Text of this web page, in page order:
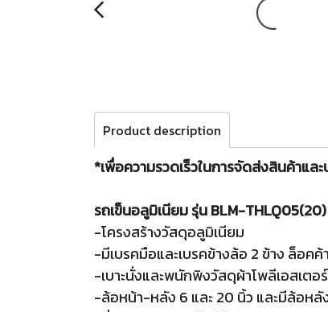
Product description
*เพื่อความรวดเร็วในการจัดส่งสินค้าแ
รถเข็นอลูมิเนียม รุ่น BLM-THLQ05(20)
-โครงสร้างวัสดุอลูมิเนียม
-มีเบรคมือและเบรคข้างล้อ 2 ข้าง ล็อคค้
-เบาะนั่งและพนักพิงวัสดุผ้าโพลีเอสเตอร์
-ล้อหน้า-หลัง 6 และ 20 นิ้ว และมีล้อห